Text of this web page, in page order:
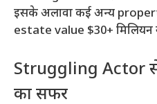
इसके अलावा कई अन्य
estate value $30+ मिलियन
Struggling Actor
का सफर